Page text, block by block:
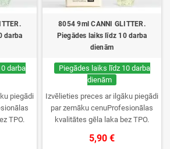
darba
darba
piegādi
TPO.
8054 9ml CANNI GLITTER.
Piegādes laiks līdz 10 darba
dienām
Piegādes laiks līdz 10 darba
dienām
Izvēlieties preces ar ilgāku piegādi
par zemāku cenuProfesionālas
kvalitātes gēla laka bez TPO.
izvēle, lieliska sacietēšana
5,90 €